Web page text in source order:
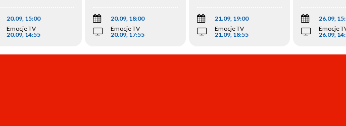
20.09, 15:00
Emocje TV
20.09, 14:55
20.09, 18:00
Emocje TV
20.09, 17:55
21.09, 19:00
Emocje TV
21.09, 18:55
26.09,
Emocje
26.09,